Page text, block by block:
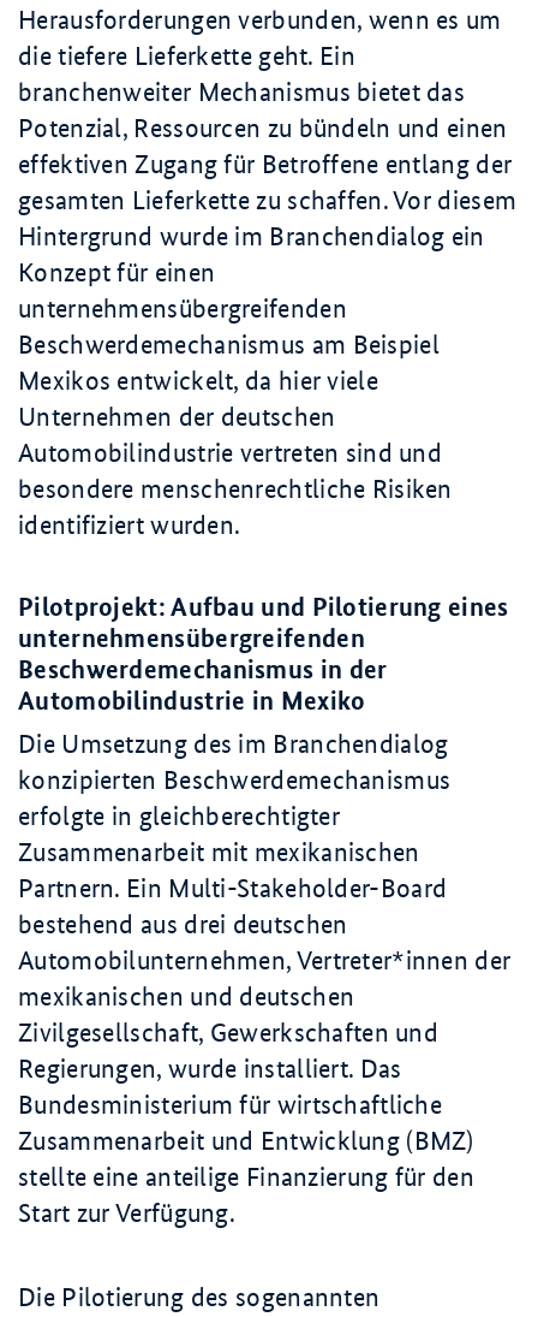
Herausforderungen verbunden, wenn es um
die tiefere Lieferkette geht. Ein
branchenweiter Mechanismus bietet das
Potenzial, Ressourcen zu bündeln und einen
effektiven Zugang für Betroffene entlang der
gesamten Lieferkette zu schaffen. Vor diesem
Hintergrund wurde im Branchendialog ein
Konzept für einen
unternehmensübergreifenden
Beschwerdemechanismus am Beispiel
Mexikos entwickelt, da hier viele
Unternehmen der deutschen
Automobilindustrie vertreten sind und
besondere menschenrechtliche Risiken
identifiziert wurden.
Pilotprojekt: Aufbau und Pilotierung eines
unternehmensübergreifenden
Beschwerdemechanismus in der
Automobilindustrie in Mexiko
Die Umsetzung des im Branchendialog
konzipierten Beschwerdemechanismus
erfolgte in gleichberechtigter
Zusammenarbeit mit mexikanischen
Partnern. Ein Multi-Stakeholder-Board
bestehend aus drei deutschen
Automobilunternehmen, Vertreter*innen der
mexikanischen und deutschen
Zivilgesellschaft, Gewerkschaften und
Regierungen, wurde installiert. Das
Bundesministerium für wirtschaftliche
Zusammenarbeit und Entwicklung (BMZ)
stellte eine anteilige Finanzierung für den
Start zur Verfügung.
Die Pilotierung des sogenannten